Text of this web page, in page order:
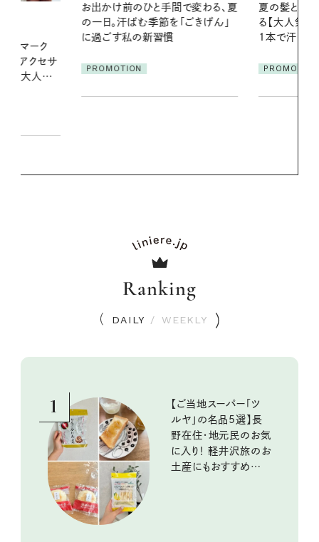
夏の髪と心が瞬時にリフレッシュす
る【大人気のドライシャンプー】 この
1本で汗ばむ季節も一日中心地よく
PROMOTION
暑い夏のナイ
える夜の爽
Ranking
DAILY / WEEKLY
1
【ご当地スーパー「ツ
ルヤ」の名品5選】長
野在住・地元民のお気
に入り！ 軽井沢旅のお
土産にもおすすめのお